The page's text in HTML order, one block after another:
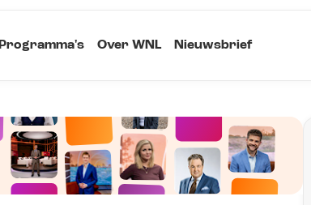
Programma's Over WNL Nieuwsbrief